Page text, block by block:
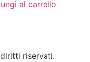
al carrello
riservati.